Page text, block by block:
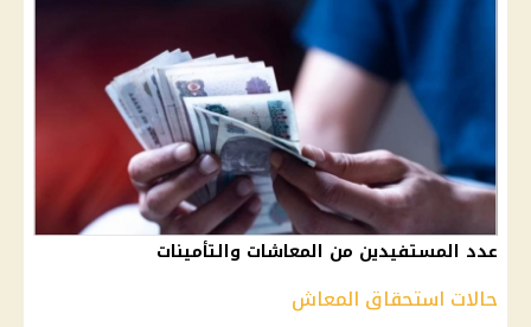
عدد المستفيدين من المعاشات والتأمينات
حالات استحقاق المعاش